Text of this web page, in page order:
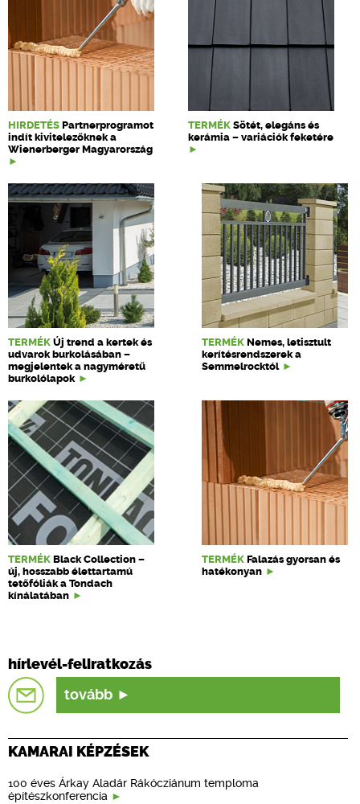
HIRDETÉS Partnerprogramot
indít kivitelezőknek a
Wienerberger Magyarország
TERMÉK Sötét, elegáns és
kerámia – variációk feketére
TERMÉK Új trend a kertek és
udvarok burkolásában –
megjelentek a nagyméretű
burkolólapok
TERMÉK Nemes, letisztult
kerítésrendszerek a
Semmelrocktól
TERMÉK Black Collection –
új, hosszabb élettartamú
tetőfóliák a Tondach
kínálatában
TERMÉK Falazás gyorsan és
hatékonyan
hírlevél-feliratkozás
tovább
KAMARAI KÉPZÉSEK
100 éves Árkay Aladár Rákócziánum temploma
építészkonferencia